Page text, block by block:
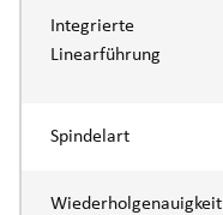
Integrierte
Linearführung
Spindelart
Wiederholgenauigkeit